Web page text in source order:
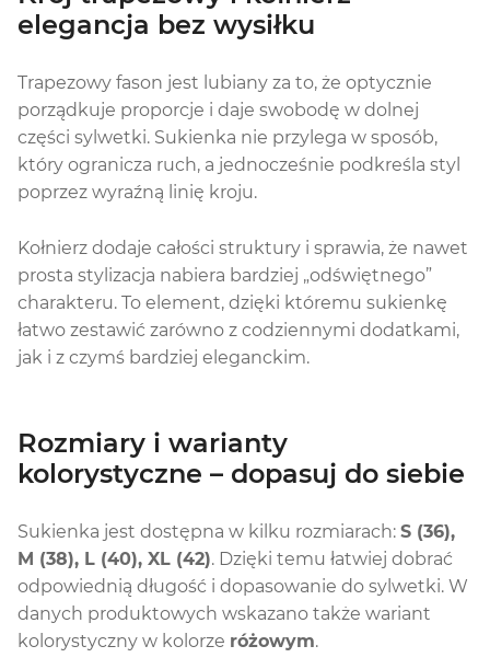
elegancja bez wysiłku
Trapezowy fason jest lubiany za to, że optycznie
porządkuje proporcje i daje swobodę w dolnej
części sylwetki. Sukienka nie przylega w sposób,
który ogranicza ruch, a jednocześnie podkreśla styl
poprzez wyraźną linię kroju.
Kołnierz dodaje całości struktury i sprawia, że nawet
prosta stylizacja nabiera bardziej „odświętnego”
charakteru. To element, dzięki któremu sukienkę
łatwo zestawić zarówno z codziennymi dodatkami,
jak i z czymś bardziej eleganckim.
Rozmiary i warianty
kolorystyczne – dopasuj do siebie
Sukienka jest dostępna w kilku rozmiarach: S (36),
M (38), L (40), XL (42). Dzięki temu łatwiej dobrać
odpowiednią długość i dopasowanie do sylwetki. W
danych produktowych wskazano także wariant
kolorystyczny w kolorze różowym.